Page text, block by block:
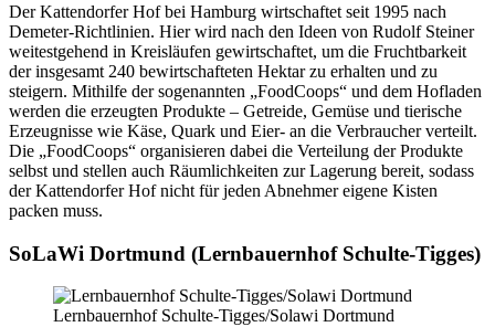
Der Kattendorfer Hof bei Hamburg wirtschaftet seit 1995 nach
Demeter-Richtlinien. Hier wird nach den Ideen von Rudolf Steiner
weitestgehend in Kreisläufen gewirtschaftet, um die Fruchtbarkeit
der insgesamt 240 bewirtschafteten Hektar zu erhalten und zu
steigern. Mithilfe der sogenannten „FoodCoops“ und dem Hofladen
werden die erzeugten Produkte – Getreide, Gemüse und tierische
Erzeugnisse wie Käse, Quark und Eier- an die Verbraucher verteilt.
Die „FoodCoops“ organisieren dabei die Verteilung der Produkte
selbst und stellen auch Räumlichkeiten zur Lagerung bereit, sodass
der Kattendorfer Hof nicht für jeden Abnehmer eigene Kisten
packen muss.
SoLaWi Dortmund (Lernbauernhof Schulte-Tigges)
Lernbauernhof Schulte-Tigges/Solawi Dortmund